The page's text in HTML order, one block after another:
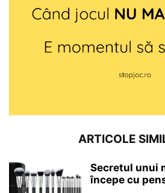
ARTICOLE
Secretul unui
începe cu